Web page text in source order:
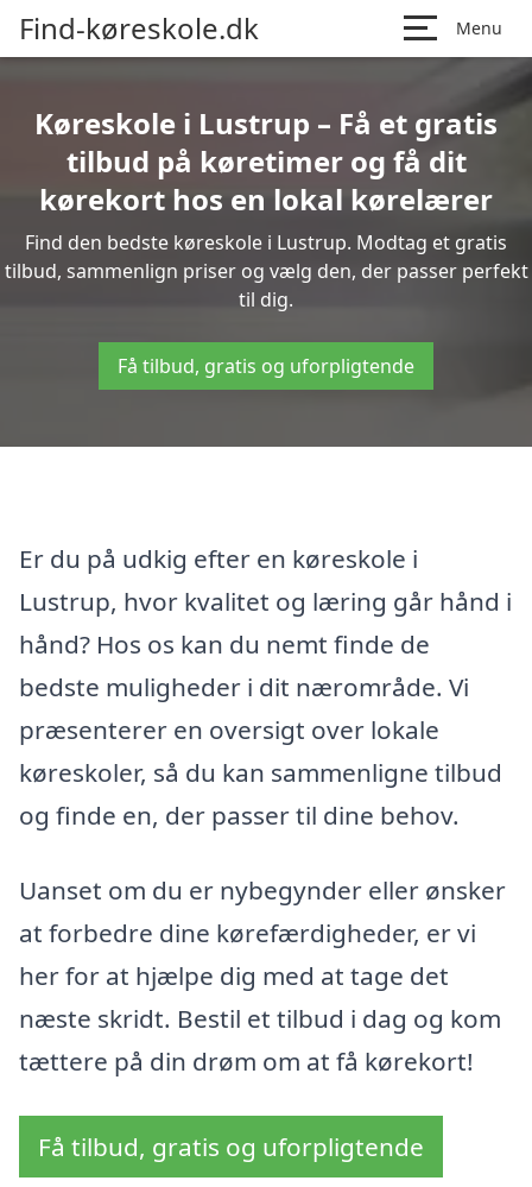
Find-køreskole.dk Menu
Køreskole i Lustrup – Få et gratis
tilbud på køretimer og få dit
kørekort hos en lokal kørelærer
Find den bedste køreskole i Lustrup. Modtag et gratis
tilbud, sammenlign priser og vælg den, der passer perfekt
til dig.
Få tilbud, gratis og uforpligtende
Er du på udkig efter en køreskole i
Lustrup, hvor kvalitet og læring går hånd i
hånd? Hos os kan du nemt finde de
bedste muligheder i dit nærområde. Vi
præsenterer en oversigt over lokale
køreskoler, så du kan sammenligne tilbud
og finde en, der passer til dine behov.
Uanset om du er nybegynder eller ønsker
at forbedre dine kørefærdigheder, er vi
her for at hjælpe dig med at tage det
næste skridt. Bestil et tilbud i dag og kom
tættere på din drøm om at få kørekort!
Få tilbud, gratis og uforpligtende